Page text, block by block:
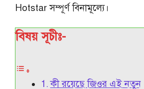
Hotstar সম্পূর্ণ বিনামূল্যে।
বিষয় সূচীঃ-
কী রয়েছে জিওর এই নতুন